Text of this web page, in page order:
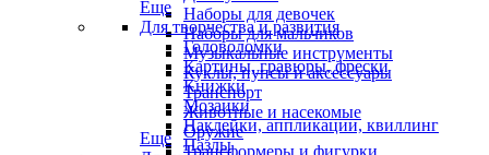
Наборы для девочек
Наборы для мальчиков
Музыкальные инструменты
Куклы, пупсы и аксессуары
Транспорт
Животные и насекомые
Оружие
Трансформеры и фигурки
Еще
Для творчества и развития
Головоломки
Картины, гравюры, фрески
Книжки
Мозаики
Наклейки, аппликации, квиллинг
Пазлы
Еще